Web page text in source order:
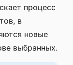
процесс
в
новые
выбранных.